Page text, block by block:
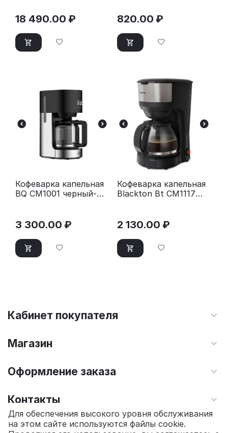
18 490.00 ₽ 820.00 ₽
Кофеварка капельная
BQ CM1001 черный-
3 300.00 ₽
Кофеварка капельная
Blackton Bt CM1117
2 130.00 ₽
Кабинет покупателя
Магазин
Оформление заказа
Контакты
© 2010 - 2026 Интернет магазин TOPSTO.
Для обеспечения высокого уровня обслуживания
на этом сайте используются файлы cookie.